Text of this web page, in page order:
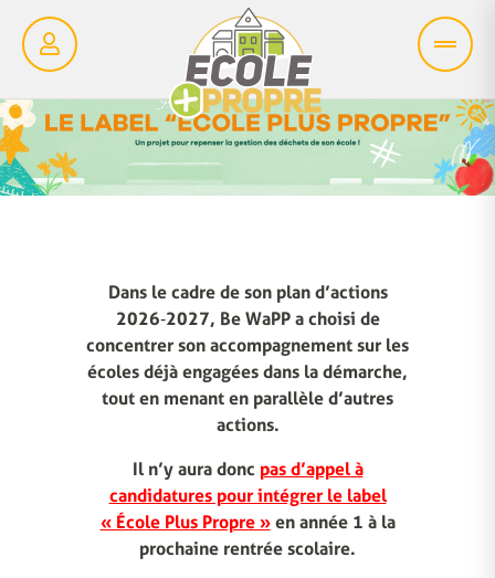
Dans le cadre de son plan d’actions
2026‑2027, Be WaPP a choisi de
concentrer son accompagnement sur les
écoles déjà engagées dans la démarche,
tout en menant en parallèle d’autres
actions.
Il n’y aura donc pas d’appel à
candidatures pour intégrer le label
« École Plus Propre »en année 1 à la
prochaine rentrée scolaire.